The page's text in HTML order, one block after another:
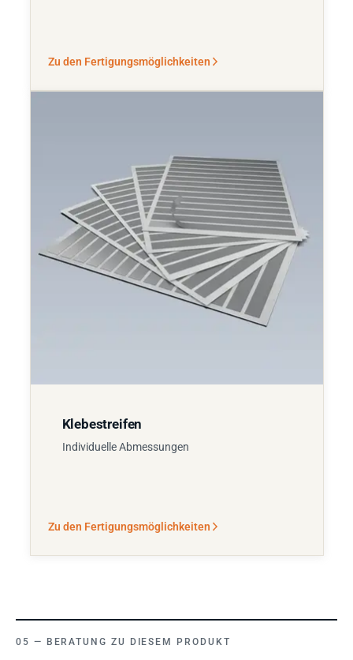
Zu den Fertigungsmöglichkeiten
Klebestreifen
Individuelle Abmessungen
Zu den Fertigungsmöglichkeiten
BERATUNG ZU DIESEM PRODUKT